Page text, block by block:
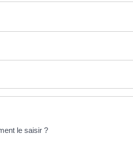
le saisir ?